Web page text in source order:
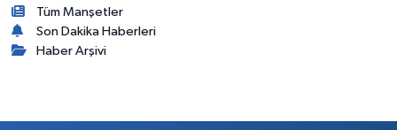
Tüm Manşetler
Son Dakika Haberleri
Haber Arşivi